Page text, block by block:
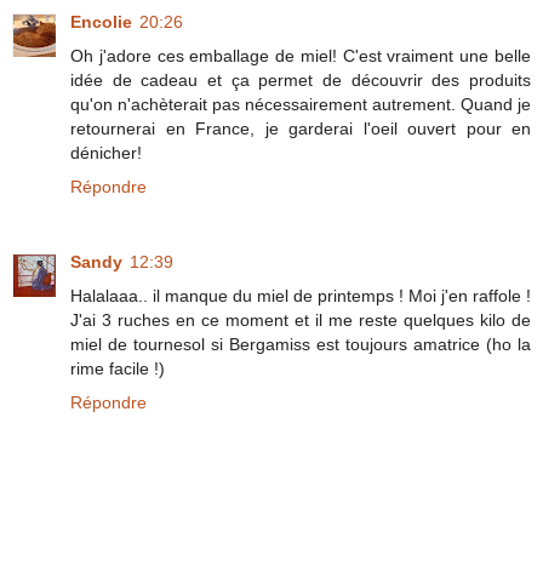
Encolie 20:26
Oh j'adore ces emballage de miel! C'est vraiment une belle
idée de cadeau et ça permet de découvrir des produits
qu'on n'achèterait pas nécessairement autrement. Quand je
retournerai en France, je garderai l'oeil ouvert pour en
dénicher!
Répondre
Sandy 12:39
Halalaaa.. il manque du miel de printemps ! Moi j'en raffole !
J'ai 3 ruches en ce moment et il me reste quelques kilo de
miel de tournesol si Bergamiss est toujours amatrice (ho la
rime facile !)
Répondre